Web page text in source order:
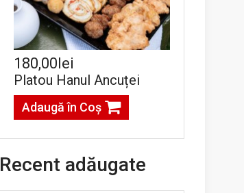
180,00lei
Platou Hanul Ancuței
Adaugă în Coş
Recent adăugate